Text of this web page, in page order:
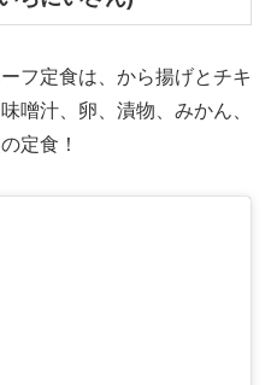
フ定食は、から揚げとチキ
噌汁、卵、漬物、みかん、
定食！